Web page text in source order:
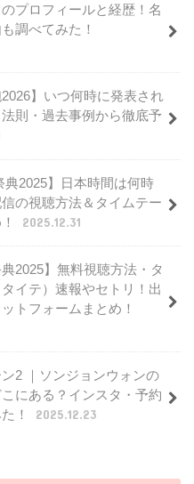
プロフィールと経歴！名
調べてみた！
2026】いつ何時に発表され
則・過去事例から徹底予
典2025】日本時間は何時
の視聴方法＆タイムテー
2025.12.31
典2025】無料視聴方法・タ
イテ）速報やセトリ！出
トフォームまとめ！
2 ｜ソンジョンウォンの
にある？インスタ・予約
！
2025.12.23